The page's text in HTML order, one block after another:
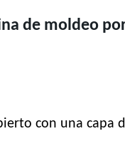
de moldeo
con una capa